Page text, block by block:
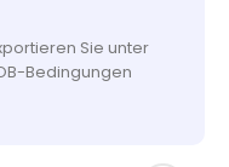
Sie unter
Bedingungen